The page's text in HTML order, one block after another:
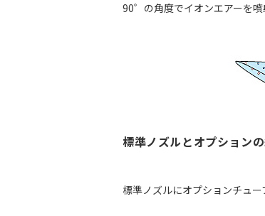
90゜の角度でイオンエアーを
標準ノズルとオプション
標準ノズルにオプションチュ